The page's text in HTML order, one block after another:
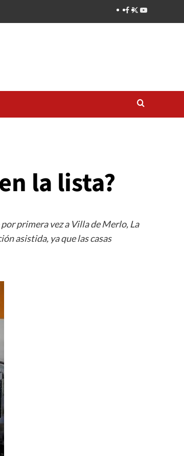
la lista?
primera vez a Villa de Merlo, La
asistida, ya que las casas